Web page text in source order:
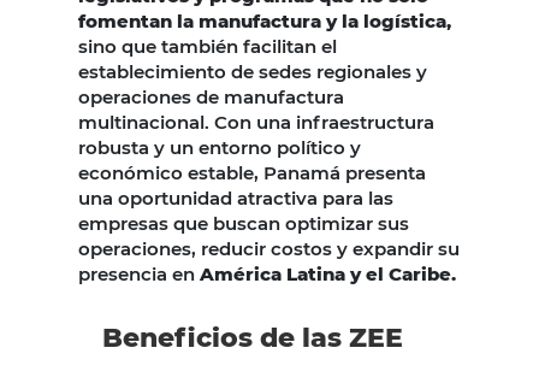
fomentan la manufactura y la logística,
sino que también facilitan el
establecimiento de sedes regionales y
operaciones de manufactura
multinacional. Con una infraestructura
robusta y un entorno político y
económico estable, Panamá presenta
una oportunidad atractiva para las
empresas que buscan optimizar sus
operaciones, reducir costos y expandir su
presencia en América Latina y el Caribe.
Beneficios de las ZEE